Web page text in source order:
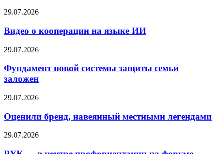
29.07.2026
Видео о кооперации на языке ИИ
29.07.2026
Фундамент новой системы защиты семьи
заложен
29.07.2026
Оценили бренд, навеянный местными легендами
29.07.2026